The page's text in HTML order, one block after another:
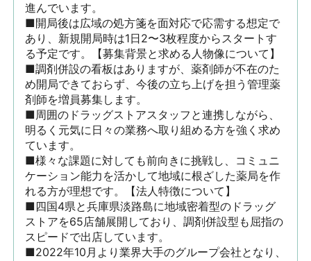
進んでいます。
■開局後は広域の処方箋を面対応で応需する想定で
あり、新規開局時は1日2〜3枚程度からスタートす
る予定です。【募集背景と求める人物像について】
■調剤併設の看板はありますが、薬剤師が不在のた
め開局できておらず、今後の立ち上げを担う管理薬
剤師を増員募集します。
■周囲のドラッグストアスタッフと連携しながら、
明るく元気に日々の業務へ取り組める方を強く求め
ています。
■様々な課題に対しても前向きに挑戦し、コミュニ
ケーション能力を活かして地域に根ざした薬局を作
れる方が理想です。【法人特徴について】
■四国4県と兵庫県淡路島に地域密着型のドラッグ
ストアを65店舗展開しており、調剤併設型も屈指の
スピードで出店しています。
■2022年10月より業界大手のグループ会社となり、